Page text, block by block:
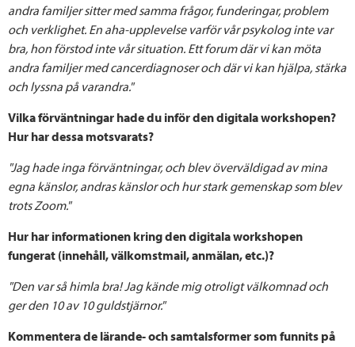
andra familjer sitter med samma frågor, funderingar, problem
och verklighet. En aha-upplevelse varför vår psykolog inte var
bra, hon förstod inte vår situation. Ett forum där vi kan möta
andra familjer med cancerdiagnoser och där vi kan hjälpa, stärka
och lyssna på varandra."
Vilka förväntningar hade du inför den digitala workshopen?
Hur har dessa motsvarats?
"Jag hade inga förväntningar, och blev överväldigad av mina
egna känslor, andras känslor och hur stark gemenskap som blev
trots Zoom."
Hur har informationen kring den digitala workshopen
fungerat (innehåll, välkomstmail, anmälan, etc.)?
"Den var så himla bra! Jag kände mig otroligt välkomnad och
ger den 10 av 10 guldstjärnor."
Kommentera de lärande- och samtalsformer som funnits på